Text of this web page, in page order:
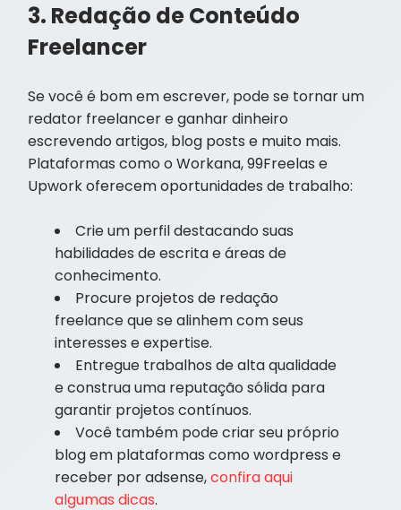
3. Redação de Conteúdo
Freelancer
Se você é bom em escrever, pode se tornar um
redator freelancer e ganhar dinheiro
escrevendo artigos, blog posts e muito mais.
Plataformas como o Workana, 99Freelas e
Upwork oferecem oportunidades de trabalho:
Crie um perfil destacando suas
habilidades de escrita e áreas de
conhecimento.
Procure projetos de redação
freelance que se alinhem com seus
interesses e expertise.
Entregue trabalhos de alta qualidade
e construa uma reputação sólida para
garantir projetos contínuos.
Você também pode criar seu próprio
blog em plataformas como wordpress e
receber por adsense,confira aqui
algumas dicas.